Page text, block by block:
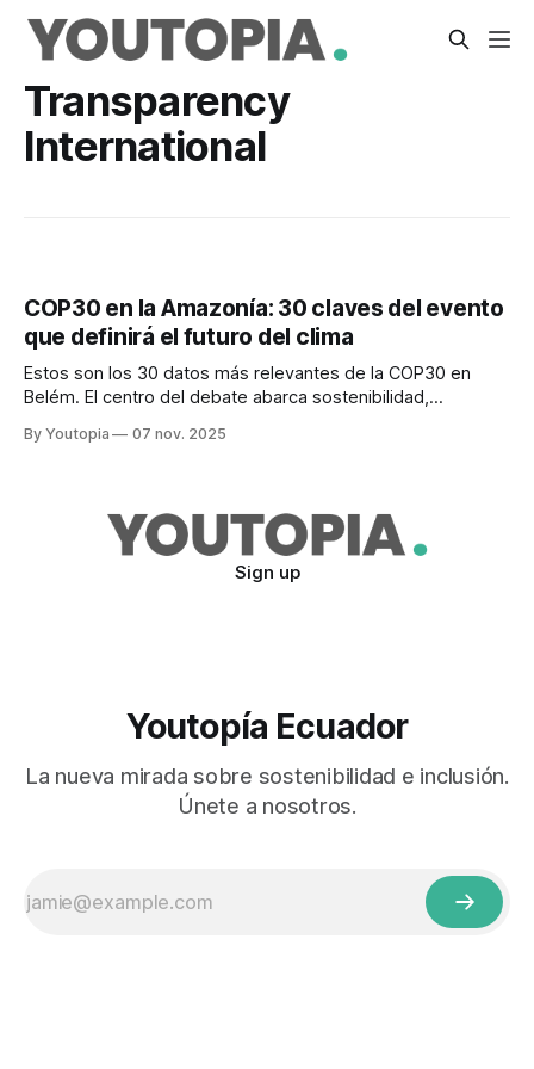
Transparency
International
COP30 en la Amazonía: 30 claves del evento
que definirá el futuro del clima
Estos son los 30 datos más relevantes de la COP30 en
Belém. El centro del debate abarca sostenibilidad,
By Youtopia 07 nov. 2025
Sign up
Youtopía Ecuador
La nueva mirada sobre sostenibilidad e inclusión.
Únete a nosotros.